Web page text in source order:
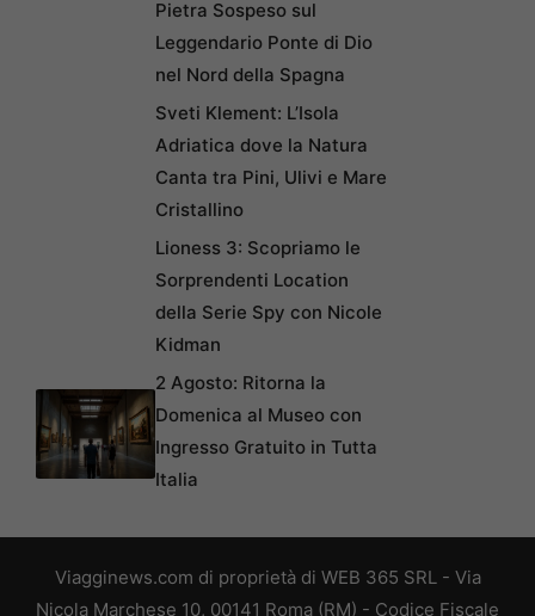
Pietra Sospeso sul
Leggendario Ponte di Dio
nel Nord della Spagna
Sveti Klement: L’Isola
Adriatica dove la Natura
Canta tra Pini, Ulivi e Mare
Cristallino
Lioness 3: Scopriamo le
Sorprendenti Location
della Serie Spy con Nicole
Kidman
2 Agosto: Ritorna la
Domenica al Museo con
Ingresso Gratuito in Tutta
Italia
Viagginews.com di proprietà di WEB 365 SRL - Via
Nicola Marchese 10, 00141 Roma (RM) - Codice Fiscale